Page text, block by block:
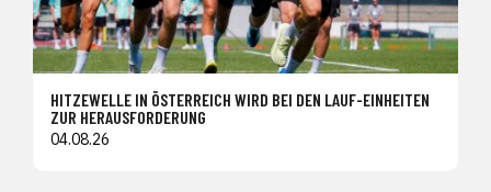
HITZEWELLE IN ÖSTERREICH WIRD BEI DEN LAUF-EINHEITEN
ZUR HERAUSFORDERUNG
04.08.26